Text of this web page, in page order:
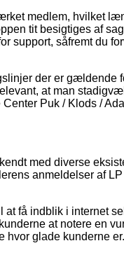
medlem, hvilket
tit besigtiges af
support, såfremt du
der er gældende
at man
Puk / Klods /
med diverse
anmeldelser af
få indblik i internet
at notere en
hvor glade kunderne er.